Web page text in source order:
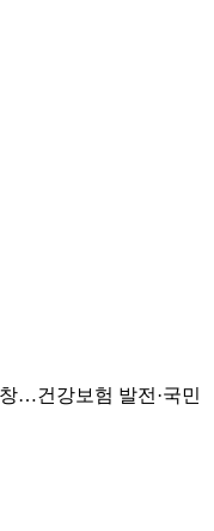
…건강보험 발전·국민